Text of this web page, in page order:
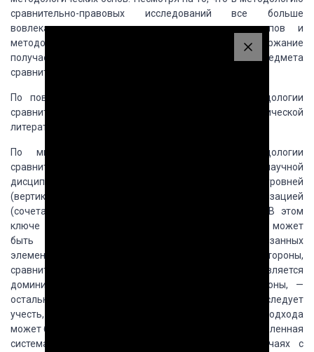
сравнительно-правовых исследований все больше
вовлекается концептуальных подходов, принципов и
методов, разработанных в рамках других наук, их содержание
получает новое нагрузку, обусловлено спецификой предмета
сравнительного правоведения.
По поводу элементного состава структуры методологии
сравнительно-правовых исследований в юридической
литературе существуют различные точки зрения.
По мнению М.А. Дамирли, структура методологии
сравнительного правоведения, как и любой научной
дисциплины, представляет собой иерархию уровней
(вертикальный срез) и своеобразной структуризацией
(сочетание) ее элементов (горизонтальный срез). В этом
ключе методология сравнительного правоведения может
быть представлена как «ансамбль» взаимосвязанных
элементов. Она строится на сочетании, с одной стороны,
сравнительно-правового подхода, который является
доминирующим в ее структуре, и с другой стороны, —
остальных подходов и методов познания. При этом следует
учесть, что в рамках самого сравнительно-правового подхода
может быть использована целая совокупность, определенная
система методов и принципов. В некоторых случаях с